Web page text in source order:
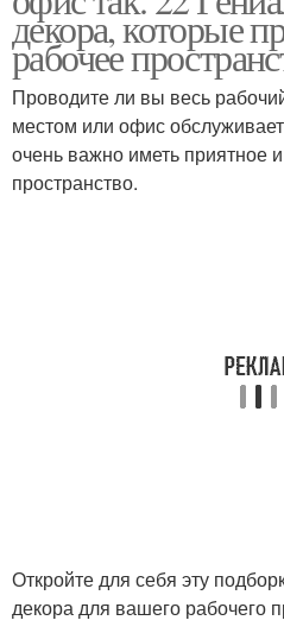
декора, которые
рабочее
Проводите ли вы весь
местом или офис
очень важно иметь приятное
пространство.
Откройте для себя эту
декора для вашего рабочего